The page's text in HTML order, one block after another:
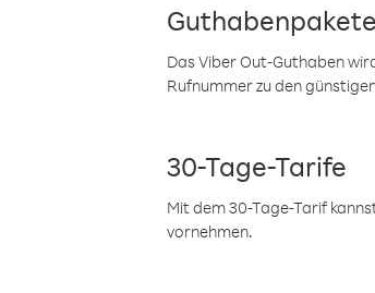
Guthabenpakete
Das Viber Out-Guthaben
Rufnummer zu den
30-Tage-Tarife
Mit dem 30-Tage-Tarif
vornehmen.